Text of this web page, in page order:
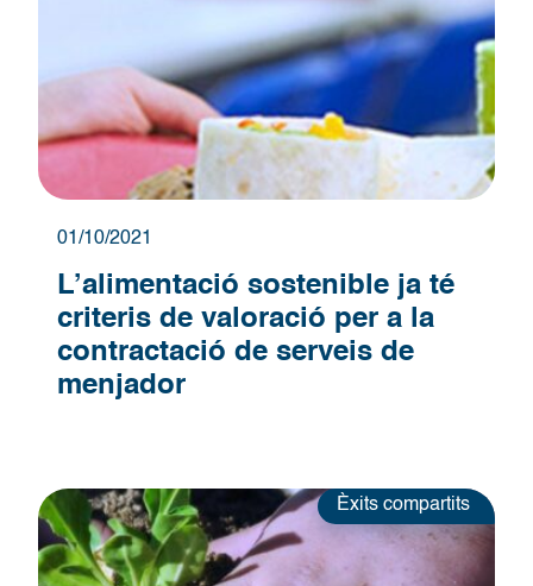
01/10/2021
L’alimentació sostenible ja té
criteris de valoració per a la
contractació de serveis de
menjador
Èxits compartits